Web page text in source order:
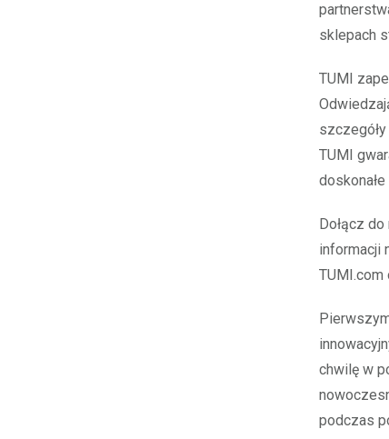
sklepach
TUMI
TUMI
Dołącz
informacji
TUMI.com
chwilę w
podczas